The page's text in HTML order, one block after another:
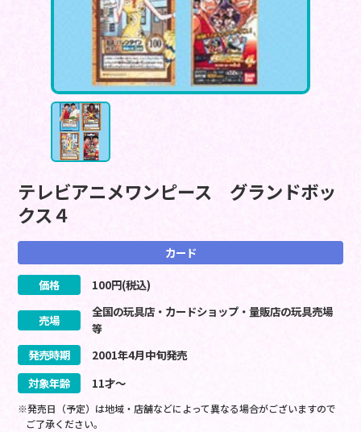
テレビアニメワンピース グランドボッ
クス４
カード
価格 100円(税込)
売場
全国の玩具店・カードショップ・量販店の玩具売場
等
発売時期
2001年4月中旬発売
対象年齢
11才～
※発売日（予定）は地域・店舗などによって異なる場合がございますので
ご了承ください。